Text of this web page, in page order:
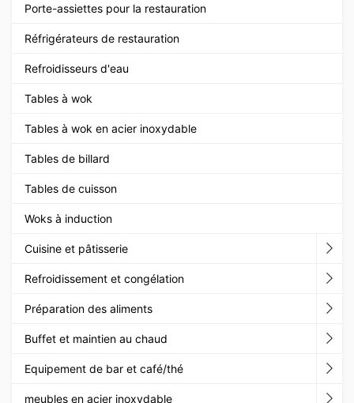
Porte-assiettes pour la restauration
Réfrigérateurs de restauration
Refroidisseurs d'eau
Tables à wok
Tables à wok en acier inoxydable
Tables de billard
Tables de cuisson
Woks à induction
Cuisine et pâtisserie
Refroidissement et congélation
Préparation des aliments
Buffet et maintien au chaud
Equipement de bar et café/thé
meubles en acier inoxydable